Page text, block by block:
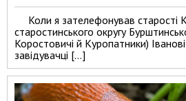
Коли я зателефонував старості
старостинського округу
Коростовичі й Куропатники)
завідувачці […]